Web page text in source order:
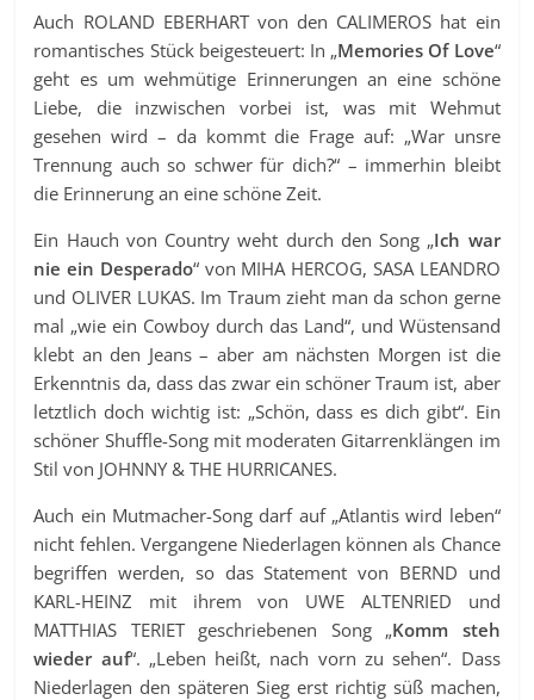
Auch ROLAND EBERHART von den CALIMEROS hat ein
romantisches Stück beigesteuert: In „Memories Of Love“
geht es um wehmütige Erinnerungen an eine schöne
Liebe, die inzwischen vorbei ist, was mit Wehmut
gesehen wird – da kommt die Frage auf: „War unsre
Trennung auch so schwer für dich?“ – immerhin bleibt
die Erinnerung an eine schöne Zeit.
Ein Hauch von Country weht durch den Song „Ich war
nie ein Desperado“ von MIHA HERCOG, SASA LEANDRO
und OLIVER LUKAS. Im Traum zieht man da schon gerne
mal „wie ein Cowboy durch das Land“, und Wüstensand
klebt an den Jeans – aber am nächsten Morgen ist die
Erkenntnis da, dass das zwar ein schöner Traum ist, aber
letztlich doch wichtig ist: „Schön, dass es dich gibt“. Ein
schöner Shuffle-Song mit moderaten Gitarrenklängen im
Stil von JOHNNY & THE HURRICANES.
Auch ein Mutmacher-Song darf auf „Atlantis wird leben“
nicht fehlen. Vergangene Niederlagen können als Chance
begriffen werden, so das Statement von BERND und
KARL-HEINZ mit ihrem von UWE ALTENRIED und
MATTHIAS TERIET geschriebenen Song „Komm steh
wieder auf“. „Leben heißt, nach vorn zu sehen“. Dass
Niederlagen den späteren Sieg erst richtig süß machen,